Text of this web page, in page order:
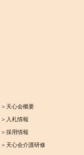
＞天心会概要
＞入札情報
＞採用情報
＞天心会介護研修